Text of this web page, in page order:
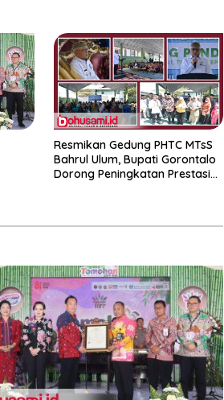
Resmikan Gedung PHTC MTsS
Bahrul Ulum, Bupati Gorontalo
Dorong Peningkatan Prestasi